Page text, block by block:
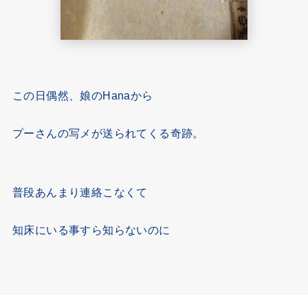
この日偶然、娘のHanaから
プーさんの写メが送られてくる奇跡。
普段あんまり連絡こなくて
知床にいる事すら知らないのに